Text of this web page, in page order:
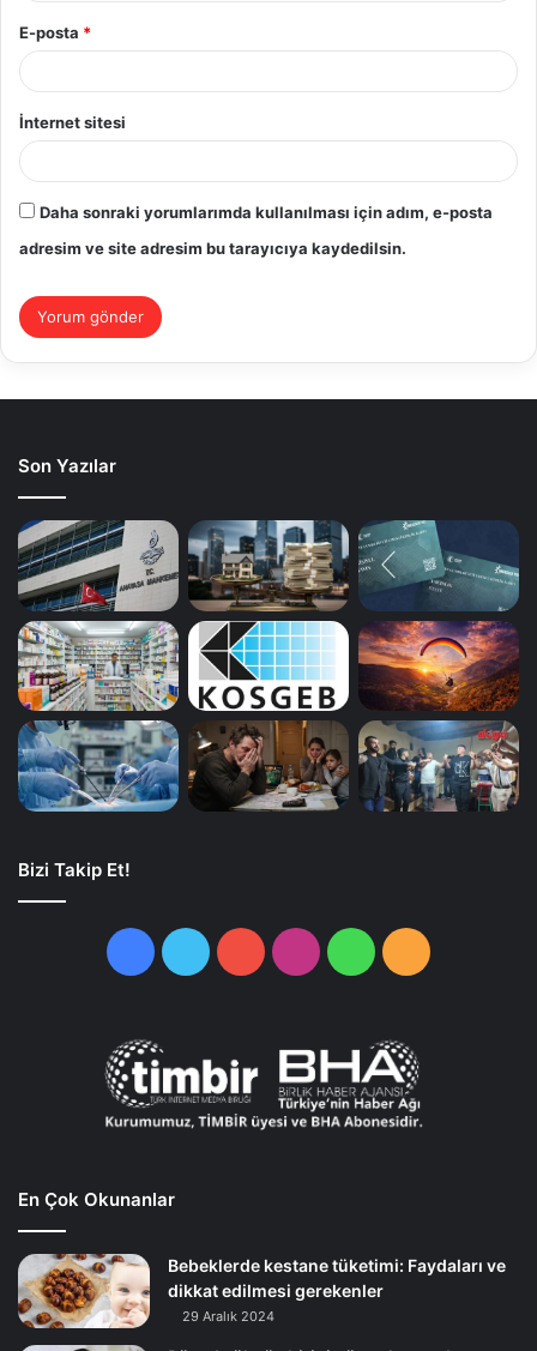
E-posta *
İnternet sitesi
Daha sonraki yorumlarımda kullanılması için adım, e-posta
adresim ve site adresim bu tarayıcıya kaydedilsin.
Son Yazılar
Bizi Takip Et!
FacebookTwitterYouTubeInstagramWhatsApp
RSS
En Çok Okunanlar
Bebeklerde kestane tüketimi: Faydaları ve
dikkat edilmesi gerekenler
29 Aralık 2024